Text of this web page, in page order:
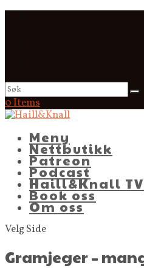
0 Items
Meny
Nettbutikk
Patreon
Podcast
Haill&Knall TV
Book oss
Om oss
Velg Side
Gramjeger –